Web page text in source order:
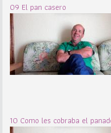
09 El pan casero
10 Como les cobraba el